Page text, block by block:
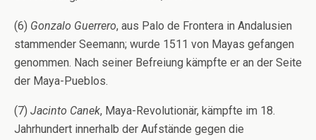
(6) Gonzalo Guerrero, aus Palo de Frontera in Andalusien
stammender Seemann; wurde 1511 von Mayas gefangen
genommen. Nach seiner Befreiung kämpfte er an der Seite
der Maya-Pueblos.
(7) Jacinto Canek, Maya-Revolutionär, kämpfte im 18.
Jahrhundert innerhalb der Aufstände gegen die